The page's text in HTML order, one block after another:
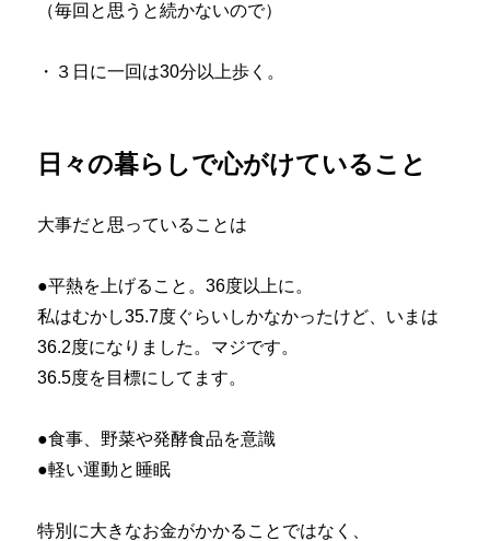
（毎回と思うと続かないので）
・３日に一回は30分以上歩く。
日々の暮らしで心がけていること
大事だと思っていることは
●平熱を上げること。36度以上に。
私はむかし35.7度ぐらいしかなかったけど、いまは
36.2度になりました。マジです。
36.5度を目標にしてます。
●食事、野菜や発酵食品を意識
●軽い運動と睡眠
特別に大きなお金がかかることではなく、